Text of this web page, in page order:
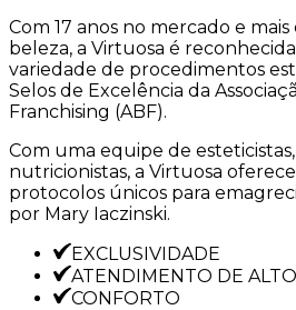
Com 17 anos no mercado e
beleza, a Virtuosa é
variedade de procedimentos
Selos de Excelência da
Franchising (ABF).
Com uma equipe de
nutricionistas, a Virtuosa
protocolos únicos para
por Mary Iaczinski.
EXCLUSIVIDADE
ATENDIMENTO DE
CONFORTO